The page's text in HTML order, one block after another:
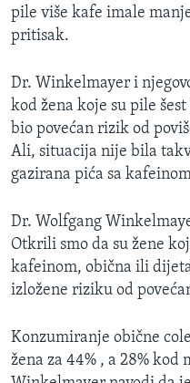
pile više kafe imale
pritisak.
Dr. Winkelmayer i
kod žena koje su pile
bio povećan rizik od
Ali, situacija nije bila
gazirana pića sa
Dr. Wolfgang
Otkrili smo da su žene
kafeinom, obična ili
izložene riziku od
Konzumiranje obične
žena za 44% , a 28%